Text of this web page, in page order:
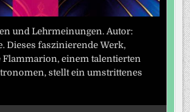
und Lehrmeinungen. Autor:
Dieses faszinierende Werk,
einem talentierten
stellt ein umstrittenes